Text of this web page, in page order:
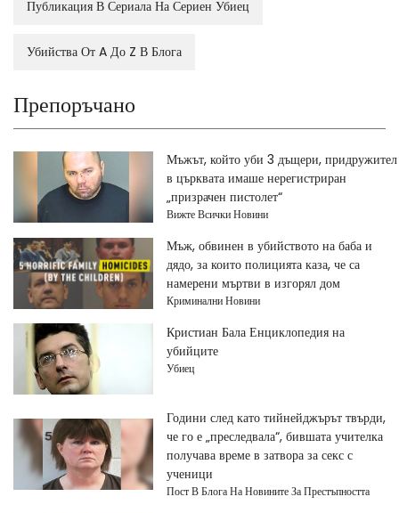
Публикация В Сериала На Сериен Убиец
Убийства От A До Z В Блога
Препоръчано
Мъжът, който уби 3 дъщери, придружител
в църквата имаше нерегистриран
„призрачен пистолет“
Вижте Всички Новини
Мъж, обвинен в убийството на баба и
дядо, за които полицията каза, че са
намерени мъртви в изгорял дом
Криминални Новини
Кристиан Бала Енциклопедия на
убийците
Убиец
Години след като тийнейджърът твърди,
че го е „преследвала“, бившата учителка
получава време в затвора за секс с
ученици
Пост В Блога На Новините За Престъпността